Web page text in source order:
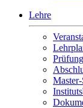
Lehre